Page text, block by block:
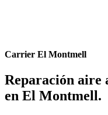
Carrier El Montmell
Reparación aire
en El Montmell.